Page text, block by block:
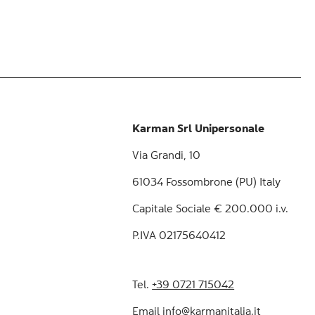
Karman Srl Unipersonale
Via Grandi, 10
61034 Fossombrone (PU) Italy
Capitale Sociale € 200.000 i.v.
P.IVA 02175640412
Tel.+39 0721 715042
Email info@karmanitalia.it